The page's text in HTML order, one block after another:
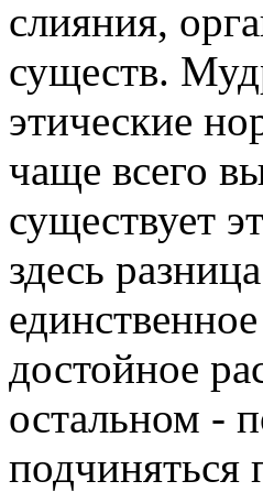
слияния,
существ.
этические
чаще всего
существует
здесь
достойное
остальном -
подчиняться